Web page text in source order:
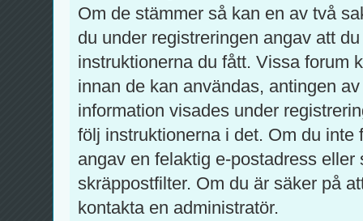
Om de stämmer så kan en av två
du under registreringen angav att
instruktionerna du fått. Vissa forum
innan de kan användas, antingen
information visades under
följ instruktionerna i det. Om du
angav en felaktig e-postadress
skräppostfilter. Om du är säker på
kontakta en administratör.